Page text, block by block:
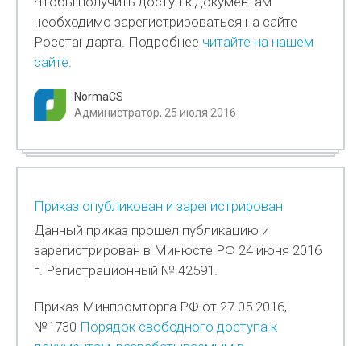
необходимо зарегистрироваться на сайте
Росстандарта. Подробнее читайте на нашем
сайте.
NormaCS
Администратор, 25 июля 2016
Приказ опубликован и зарегистрирован
Данный приказ прошел публикацию и
зарегистрирован в Минюсте РФ 24 июня 2016
г. Регистрационный № 42591.
Приказ Минпромторга РФ от 27.05.2016,
№1730 Порядок свободного доступа к